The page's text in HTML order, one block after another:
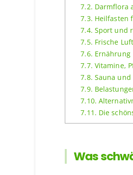
7.2. Darmflora
7.3. Heilfasten
7.4. Sport und
7.5. Frische
7.6. Ernährung
7.7. Vitamine,
7.8. Sauna
7.9.
7.10.
7.11. Die
Was